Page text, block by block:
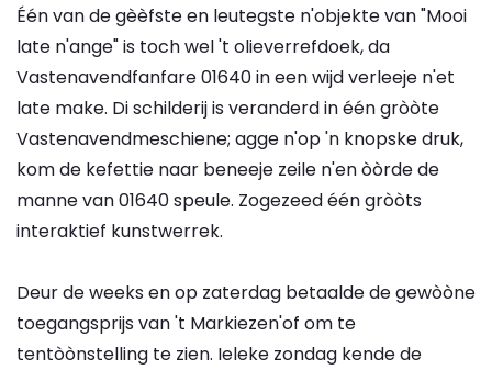
Één van de gèèfste en leutegste n'objekte van "Mooi
late n'ange" is toch wel 't olieverrefdoek, da
Vastenavendfanfare 01640 in een wijd verleeje n'et
late make. Di schilderij is veranderd in één gròòte
Vastenavendmeschiene; agge n'op 'n knopske druk,
kom de kefettie naar beneeje zeile n'en òòrde de
manne van 01640 speule. Zogezeed één gròòts
interaktief kunstwerrek.
Deur de weeks en op zaterdag betaalde de gewòòne
toegangsprijs van 't Markiezen'of om te
tentòònstelling te zien. Ieleke zondag kende de